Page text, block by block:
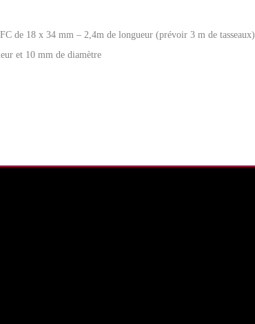
de 18 x 34 mm – 2,4m de longueur (prévoir 3 m de tasseaux)
et 10 mm de diamètre